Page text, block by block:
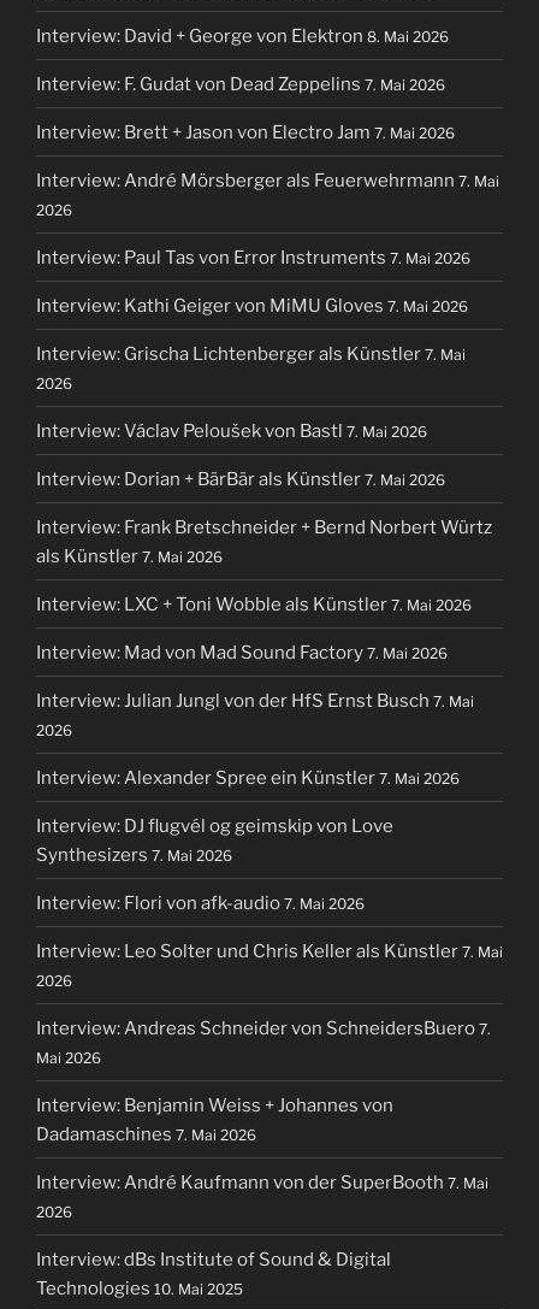
Interview: David + George von Elektron 8. Mai 2026
Interview: F. Gudat von Dead Zeppelins 7. Mai 2026
Interview: Brett + Jason von Electro Jam 7. Mai 2026
Interview: André Mörsberger als Feuerwehrmann 7. Mai
2026
Interview: Paul Tas von Error Instruments 7. Mai 2026
Interview: Kathi Geiger von MiMU Gloves 7. Mai 2026
Interview: Grischa Lichtenberger als Künstler 7. Mai
2026
Interview: Václav Peloušek von Bastl 7. Mai 2026
Interview: Dorian + BärBär als Künstler 7. Mai 2026
Interview: Frank Bretschneider + Bernd Norbert Würtz
als Künstler 7. Mai 2026
Interview: LXC + Toni Wobble als Künstler 7. Mai 2026
Interview: Mad von Mad Sound Factory 7. Mai 2026
Interview: Julian Jungl von der HfS Ernst Busch 7. Mai
2026
Interview: Alexander Spree ein Künstler 7. Mai 2026
Interview: DJ flugvél og geimskip von Love
Synthesizers 7. Mai 2026
Interview: Flori von afk-audio 7. Mai 2026
Interview: Leo Solter und Chris Keller als Künstler 7. Mai
2026
Interview: Andreas Schneider von SchneidersBuero 7.
Mai 2026
Interview: Benjamin Weiss + Johannes von
Dadamaschines 7. Mai 2026
Interview: André Kaufmann von der SuperBooth 7. Mai
2026
Interview: dBs Institute of Sound & Digital
Technologies 10. Mai 2025